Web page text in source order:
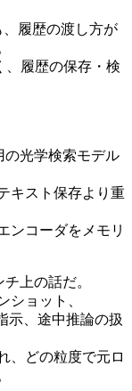
履歴の渡し方が
、履歴の保存・検
の光学検索モデル
キスト保存より重
ンコーダをメモリ
上の話だ。
ショット、
示、途中推論の扱
、どの粒度で元ロ